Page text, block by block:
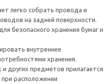
легко собрать провода и
на задней поверхности.
безопасного хранения бумаг и
внутреннее
хранения.
других предметов прилагается
расположении